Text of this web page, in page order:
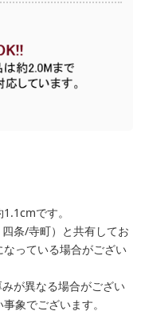
です。
条/寺町）と共有してお
っている場合がござい
が異なる場合がござい
象でございます。